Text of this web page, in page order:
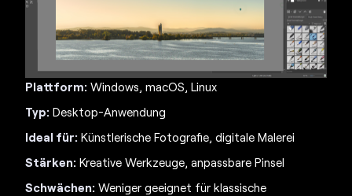
Plattform: Windows, macOS, Linux
Typ: Desktop-Anwendung
Ideal für: Künstlerische Fotografie, digitale Malerei
Stärken: Kreative Werkzeuge, anpassbare Pinsel
Schwächen: Weniger geeignet für klassische